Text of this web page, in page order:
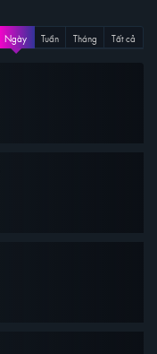
Ngày Tuần Tháng Tất cả